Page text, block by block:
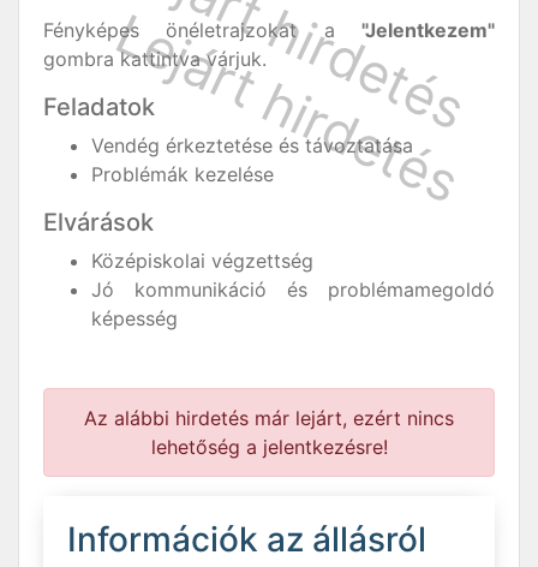
Fényképes önéletrajzokat a "Jelentkezem"
gombra kattintva várjuk.
Feladatok
Vendég érkeztetése és távoztatása
Problémák kezelése
Elvárások
Középiskolai végzettség
Jó kommunikáció és problémamegoldó
képesség
Az alábbi hirdetés már lejárt, ezért nincs
lehetőség a jelentkezésre!
Információk az állásról